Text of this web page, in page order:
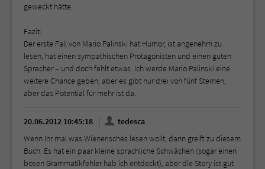
geweckt hätte.
Fazit:
Der erste Fall von Mario Palinski hat Humor, ist angenehm zu
lesen, hat einen sympathischen Protagonisten und einen guten
Sprecher – und doch fehlt etwas. Ich werde Mario Palinski eine
weitere Chance geben, aber es gibt nur drei von fünf Sternen,
aber das Potential für mehr ist da.
20.06.2012 10:45:18
tedesca
Wenn Ihr mal was Wienerisches lesen wollt, dann greift zu diesem
Buch. Es hat ein paar kleine sprachliche Schwächen (sogar einen
bösen Grammatikfehler hab ich entdeckt), aber die Story ist gut